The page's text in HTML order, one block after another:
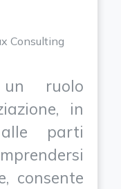
Consulting
un ruolo
in
parti
consente